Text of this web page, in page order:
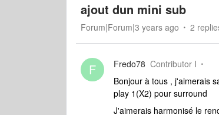
ajout dun mini sub
Forum|Forum|3 years ago 2
F Fredo78 Contributor I
Bonjour à tous , j'aimerais
play 1(X2) pour surround
J'aimerais harmonisé le